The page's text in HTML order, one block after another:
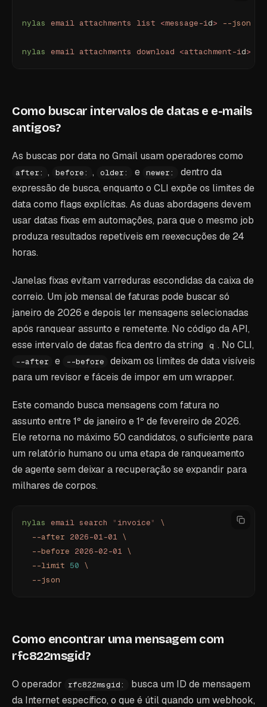
nylas email attachments list <message-id> --json
nylas email attachments download <attachment-id>
Como buscar intervalos de datas e e-mails
antigos?
As buscas por data no Gmail usam operadores como
after: , before: , older: e newer:
dentro da
expressão de busca, enquanto o CLI expõe os limites de
data como flags explícitas. As duas abordagens devem
usar datas fixas em automações, para que o mesmo job
produza resultados repetíveis em reexecuções de 24
horas.
Janelas fixas evitam varreduras escondidas da caixa de
correio. Um job mensal de faturas pode buscar só
janeiro de 2026 e depois ler mensagens selecionadas
após ranquear assunto e remetente. No código da API,
esse intervalo de datas fica dentro da string
q . No CLI,
--after e --before
deixam os limites de data visíveis
para um revisor e fáceis de impor em um wrapper.
Este comando busca mensagens com fatura no
assunto entre 1º de janeiro e 1º de fevereiro de 2026.
Ele retorna no máximo 50 candidatos, o suficiente para
um relatório humano ou uma etapa de ranqueamento
de agente sem deixar a recuperação se expandir para
milhares de corpos.
nylas email search " invoice"
\
  --after
2026-01-01 \
  --before
2026-02-01 \
  --limit
50 \
  --json
Como encontrar uma mensagem com
rfc822msgid?
O operador rfc822msgid:
busca um ID de mensagem
da Internet específico, o que é útil quando um webhook,